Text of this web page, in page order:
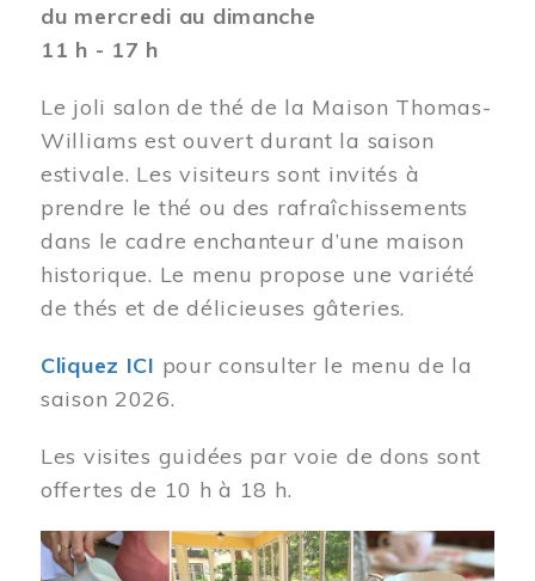
du mercredi au dimanche
11 h - 17 h
Le joli salon de thé de la Maison Thomas-
Williams est ouvert durant la saison
estivale. Les visiteurs sont invités à
prendre le thé ou des rafraîchissements
dans le cadre enchanteur d’une maison
historique. Le menu propose une variété
de thés et de délicieuses gâteries.
Cliquez ICI pour consulter le menu de la
saison 2026.
Les visites guidées par voie de dons sont
offertes de 10 h à 18 h.
Image